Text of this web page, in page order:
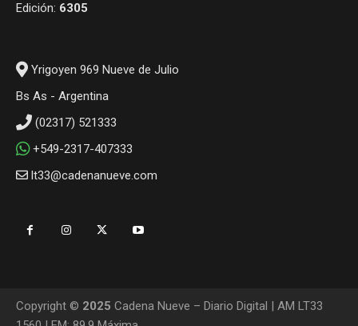
Edición: 6305
Yrigoyen 969 Nueve de Julio
Bs As - Argentina
(02317) 521333
+549-2317-407333
lt33@cadenanueve.com
Copyright © 2025 Cadena Nueve – Diario Digital | AM LT33